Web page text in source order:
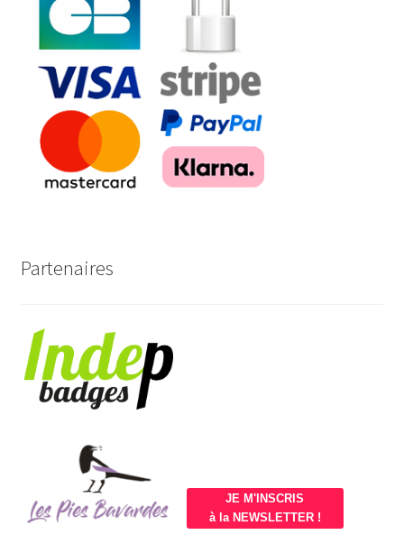
Partenaires
JE M'INSCRIS
à la NEWSLETTER !